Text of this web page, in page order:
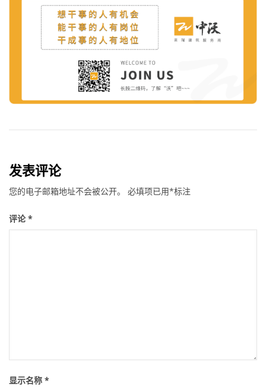
发表评论
您的电子邮箱地址不会被公开。 必填项已用*标注
评论*
显示名称 *